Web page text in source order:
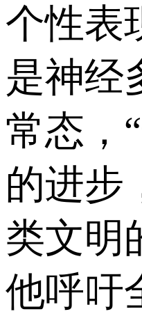
个性表
是神经
常态，
的进步
类文明
他呼吁